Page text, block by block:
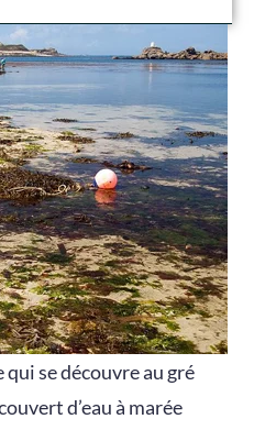
qui se découvre au gré
d’eau à marée